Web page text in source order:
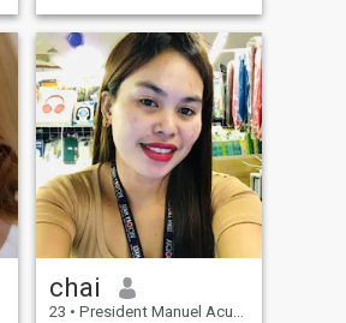
chai
23 • President Manuel Acuña Roxas, Zamboanga del Norte, Philippin...